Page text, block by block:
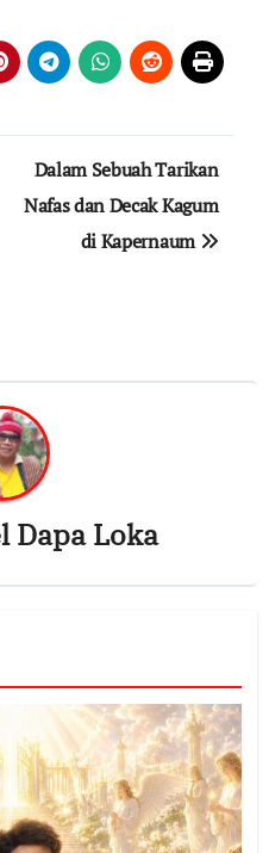
Dalam Sebuah Tarikan
Nafas dan Decak Kagum
di Kapernaum
Dapa Loka